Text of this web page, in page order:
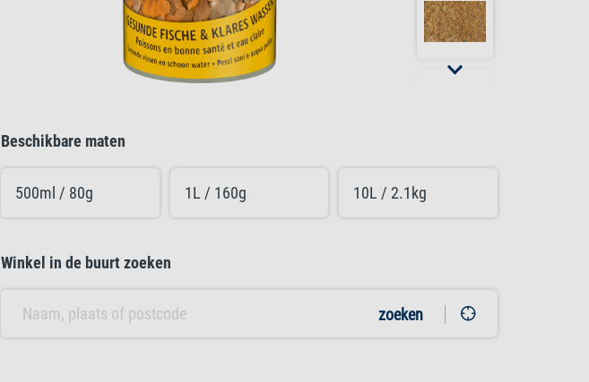
Beschikbare maten
500ml / 80g 1L / 160g 10L / 2.1kg
Winkel in de buurt zoeken
zoeken